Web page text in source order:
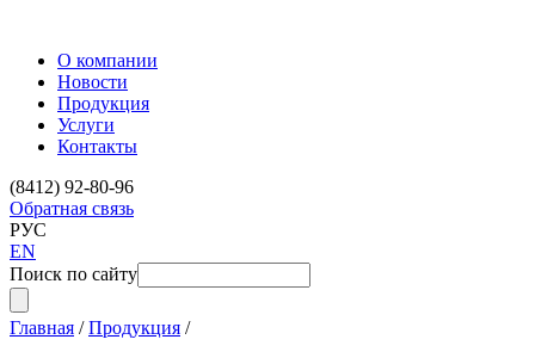
О компании
Новости
Продукция
Услуги
Контакты
(8412) 92-80-96
Обратная связь
РУС
EN
Поиск по сайту
Главная /Продукция /